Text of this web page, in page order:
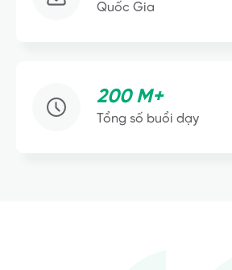
Quốc Gia
200 M+
Tổng số buổi dạy